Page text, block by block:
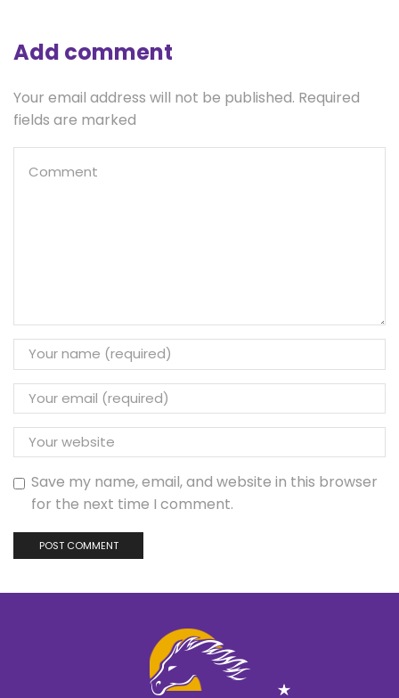
Add comment
Your email address will not be published. Required
fields are marked
Save my name, email, and website in this browser
for the next time I comment.